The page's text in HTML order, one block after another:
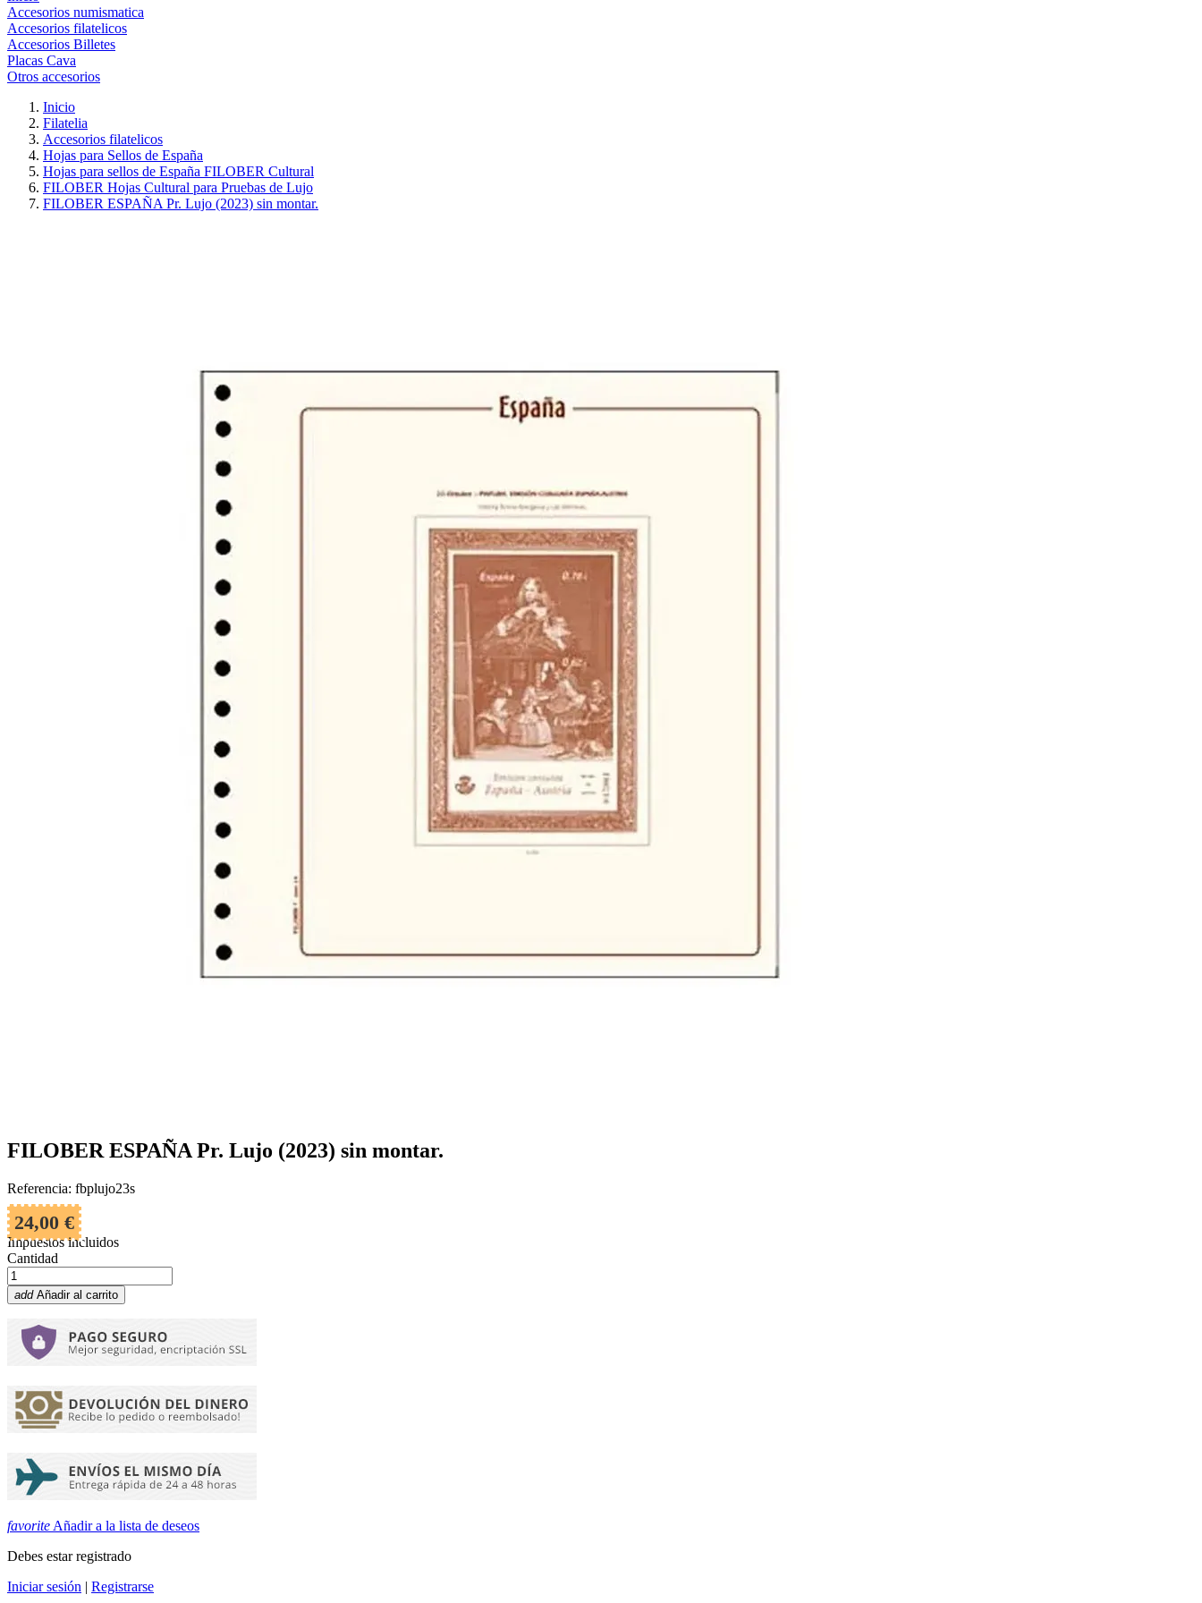
Accesorios numismatica
Accesorios filatelicos
Accesorios Billetes
Placas Cava
Otros accesorios
Inicio
Filatelia
Accesorios filatelicos
Hojas para Sellos de España
Hojas para sellos de España FILOBER Cultural
FILOBER Hojas Cultural para Pruebas de Lujo
FILOBER ESPAÑA Pr. Lujo (2023) sin montar.
FILOBER ESPAÑA Pr. Lujo (2023) sin montar.
Referencia: fbplujo23s
24,00 €
Impuestos incluidos
Cantidad
add Añadir al carrito
favorite Añadir a la lista de deseos
Debes estar registrado
Iniciar sesión | Registrarse